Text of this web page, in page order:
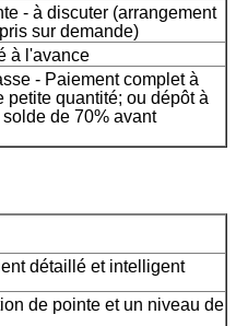
- à discuter (arrangement
sur demande)
à l'avance
- Paiement complet à
petite quantité; ou dépôt à
de 70% avant
détaillé et intelligent
de pointe et un niveau de